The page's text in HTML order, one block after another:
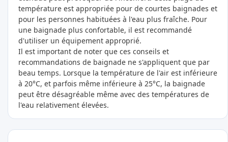
température est appropriée pour de courtes baignades et
pour les personnes habituées à l'eau plus fraîche. Pour
une baignade plus confortable, il est recommandé
d'utiliser un équipement approprié.
Il est important de noter que ces conseils et
recommandations de baignade ne s'appliquent que par
beau temps. Lorsque la température de l'air est inférieure
à 20°C, et parfois même inférieure à 25°C, la baignade
peut être désagréable même avec des températures de
l'eau relativement élevées.